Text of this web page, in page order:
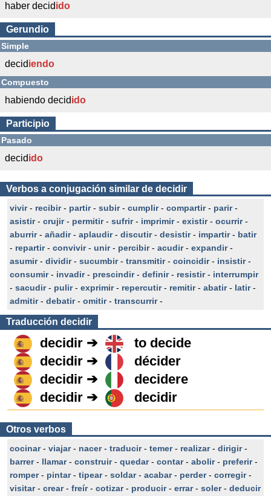
haber decidido
Gerundio
Simple
decidiendo
Compuesto
habiendo decidido
Participio
Pasado
decidido
Verbos a conjugación similar de decidir
vivir- recibir- partir- subir- cumplir- compartir- parir-
asistir- crujir- permitir- sufrir- imprimir- existir- ocurrir-
aburrir- añadir- aplaudir- discutir- desistir- impartir- batir
- repartir- convivir- unir- percibir- acudir- expandir-
asumir- dividir- sucumbir- transmitir- coincidir- insistir-
consumir- invadir- prescindir- definir- resistir- interrumpir
- sacudir- pulir- exprimir- repercutir- remitir- abatir- latir-
admitir- debatir- omitir- transcurrir-
Traducción decidir
decidir ➔
to decide
decidir ➔
décider
decidir ➔
decidere
decidir ➔
decidir
Otros verbos
cocinar- viajar- nacer- traducir- temer- realizar- dirigir-
barrer- llamar- construir- quedar- contar- abolir- preferir-
romper- pintar- tipear- soldar- acabar- perder- corregir-
visitar- crear- freír- cotizar- producir- errar- soler- deducir